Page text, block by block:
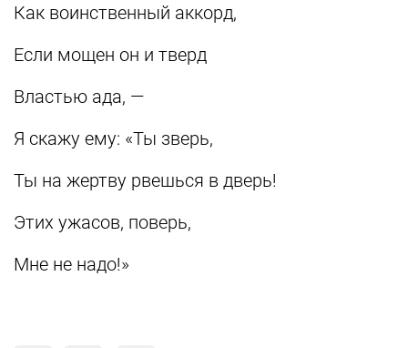
Как воинственный аккорд,
Если мощен он и тверд
Властью ада, —
Я скажу ему: «Ты зверь,
Ты на жертву рвешься в дверь!
Этих ужасов, поверь,
Мне не надо!»